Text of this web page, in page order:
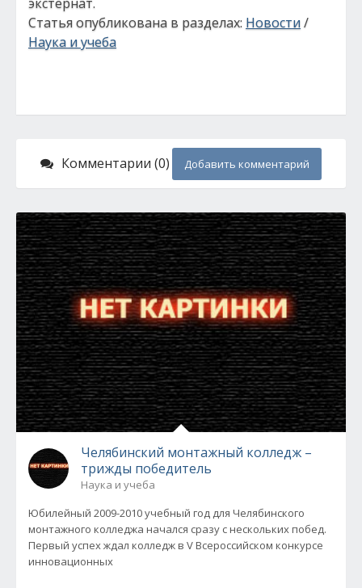
Статья опубликована в разделах: Новости/
Наука и учеба
Комментарии (0) Добавить комментарий
Челябинский монтажный колледж –
трижды победитель
Наука и учеба
Юбилейный 2009-2010 учебный год для Челябинского
монтажного колледжа начался сразу с нескольких побед.
Первый успех ждал колледж в V Всероссийском конкурсе
инновационных